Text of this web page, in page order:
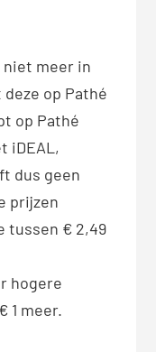
niet meer in
op Pathé
op Pathé
iDEAL,
dus geen
prijzen
tussen € 2,49
hogere
1 meer.